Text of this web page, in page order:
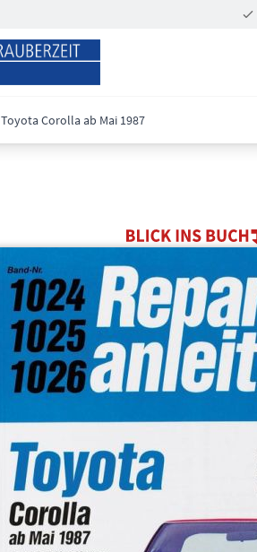
Toyota Corolla ab Mai 1987